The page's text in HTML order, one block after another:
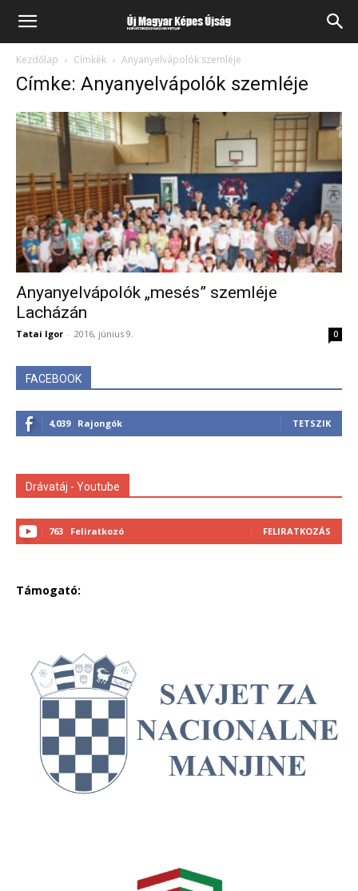
Kezdőlap Címkék Anyanyelvápolók szemléje
Címke: Anyanyelvápolók szemléje
Anyanyelvápolók „mesés” szemléje
Lacházán
Tatai Igor - 2016, június 9. 0
FACEBOOK
4,039 Rajongók TETSZIK
Drávatáj - Youtube
763 Feliratkozó FELIRATKOZÁS
Támogató: